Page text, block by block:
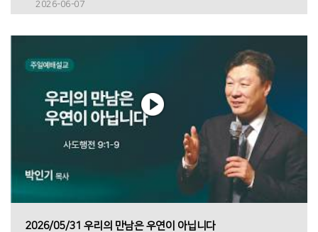
2026-06-07
2026/05/31 우리의 만남은 우연이 아닙니다